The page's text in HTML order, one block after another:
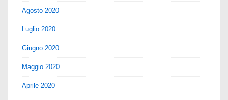
Agosto 2020
Luglio 2020
Giugno 2020
Maggio 2020
Aprile 2020